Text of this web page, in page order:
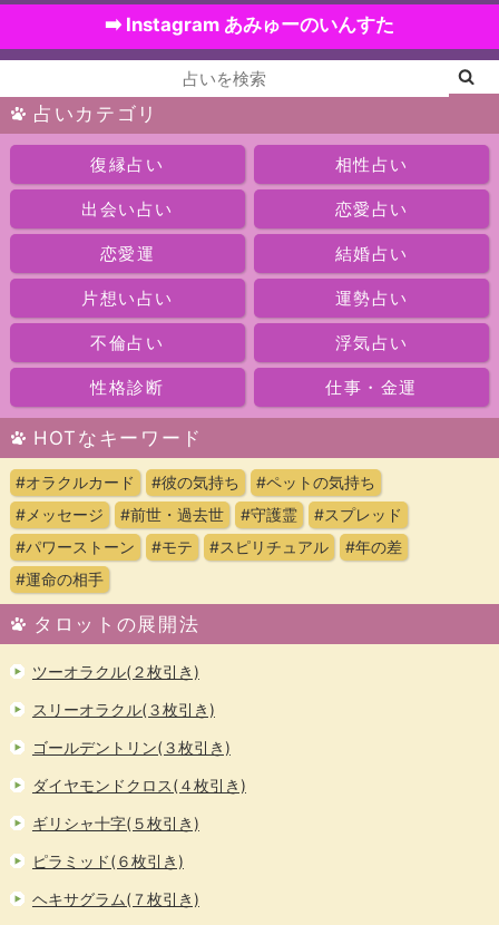
➡️ Instagram あみゅーのいんすた
占いカテゴリ
復縁占い 相性占い
出会い占い 恋愛占い
恋愛運 結婚占い
片想い占い 運勢占い
不倫占い 浮気占い
性格診断 仕事・金運
HOTなキーワード
#オラクルカード #彼の気持ち
#ペットの気持ち
#メッセージ
#前世・過去世 #守護霊
#スプレッド
#パワーストーン
#モテ #スピリチュアル
#年の差
#運命の相手
タロットの展開法
ツーオラクル(２枚引き)
スリーオラクル(３枚引き)
ゴールデントリン(３枚引き)
ダイヤモンドクロス(４枚引き)
ギリシャ十字(５枚引き)
ピラミッド(６枚引き)
ヘキサグラム(７枚引き)